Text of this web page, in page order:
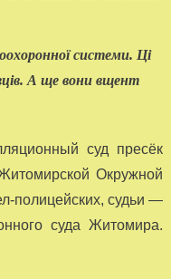
системи. Ці
А ще вони вщент
суд пресёк
Окружной
полицейских, судьи —
суда Житомира.